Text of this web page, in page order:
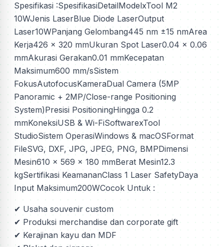
Spesifikasi :SpesifikasiDetailModelxTool M2
10WJenis LaserBlue Diode LaserOutput
Laser10WPanjang Gelombang445 nm ±15 nmArea
Kerja426 x 320 mmUkuran Spot Laser0.04 x 0.06
mmAkurasi Gerakan0.01 mmKecepatan
Maksimum600 mm/sSistem
FokusAutofocusKameraDual Camera (5MP
Panoramic + 2MP/Close-range Positioning
System)Presisi PositioningHingga 0.2
mmKoneksiUSB & Wi-FiSoftwarexTool
StudioSistem OperasiWindows & macOSFormat
FileSVG, DXF, JPG, JPEG, PNG, BMPDimensi
Mesin610 x 569 x 180 mmBerat Mesin12.3
kgSertifikasi KeamananClass 1 Laser SafetyDaya
Input Maksimum200WCocok Untuk :
✔ Usaha souvenir custom
✔ Produksi merchandise dan corporate gift
✔ Kerajinan kayu dan MDF